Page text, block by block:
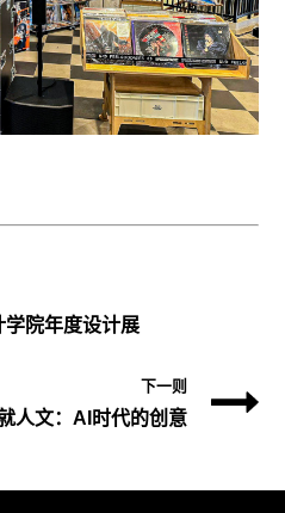
院年度设计展
下一则
人文：AI时代的创意